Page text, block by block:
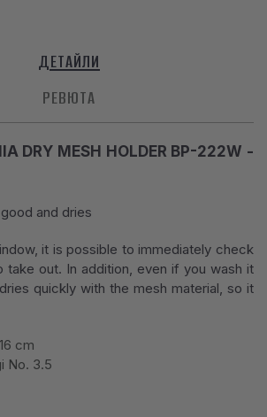
ДЕТАЙЛИ
РЕВЮТА
DRY MESH HOLDER BP-222W -
and dries
it is possible to immediately check
take out. In addition, even if you wash it
quickly with the mesh material, so it
cm
No. 3.5